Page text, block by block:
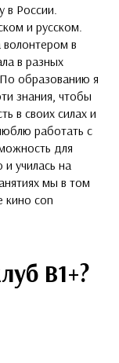
России.
и русском.
в
в разных
образованию я
знания, чтобы
в своих силах и
работать с
для
училась на
мы в том
кино con
B1+?